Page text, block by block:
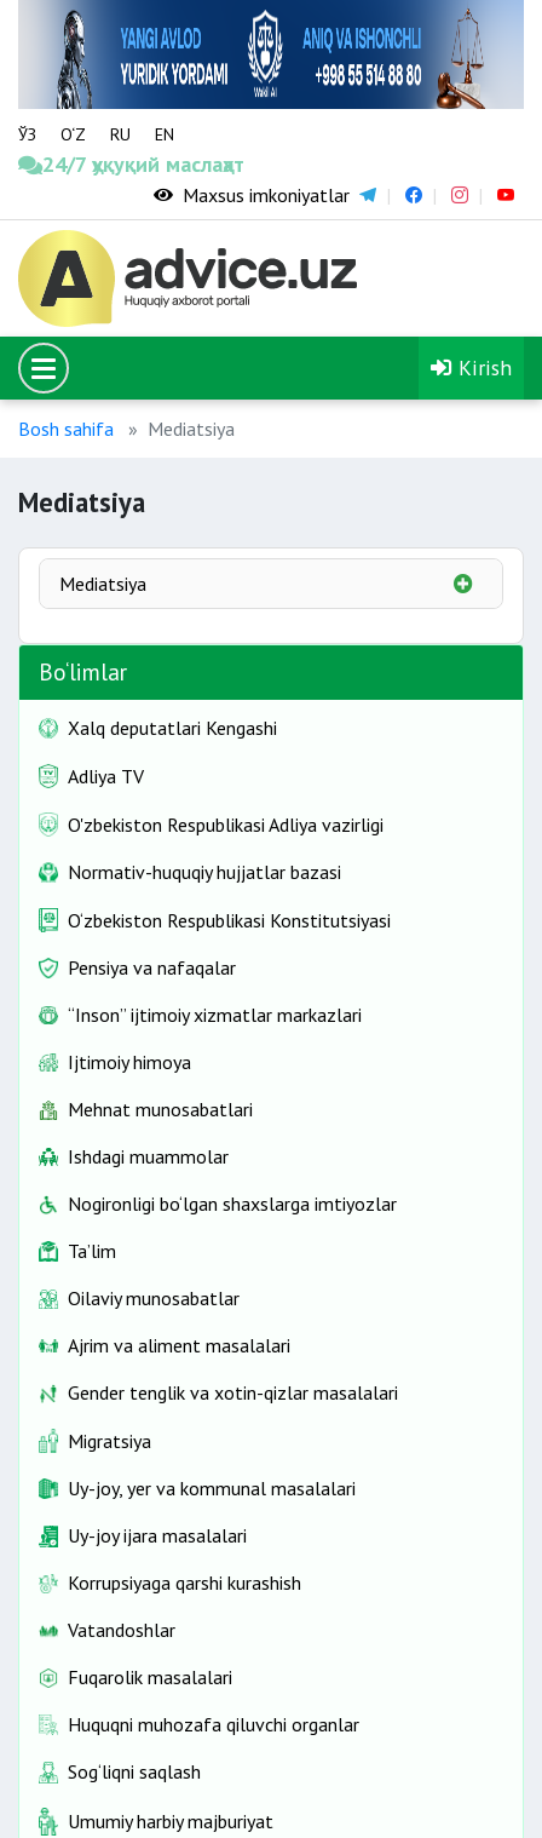
ЎЗ O‘Z RU EN
24/7 ҳуқуқий маслаҳат
Maxsus imkoniyatlar
Kirish
Bosh sahifa Mediatsiya
Mediatsiya
Mediatsiya
Mediator
Mediatsiya va uning afzalliklari
Mediatsiyaga oid kelishuvlar va haq to‘lash
Mediatsiyani amalga oshirish shartlari va muddati
Mediatsiya fuqarolarning qaysi sohalardagi
munosabatlarini tartibga solishga xizmat qiladi?
Bo‘limlar
Xalq deputatlari Kengashi
Adliya TV
O'zbekiston Respublikasi Adliya vazirligi
Normativ-huquqiy hujjatlar bazasi
O‘zbekiston Respublikasi Konstitutsiyasi
Pensiya va nafaqalar
“Inson” ijtimoiy xizmatlar markazlari
Ijtimoiy himoya
Mehnat munosabatlari
Ishdagi muammolar
Nogironligi bo‘lgan shaxslarga imtiyozlar
Ta’lim
Oilaviy munosabatlar
Ajrim va aliment masalalari
Gender tenglik va xotin-qizlar masalalari
Migratsiya
Uy-joy, yer va kommunal masalalari
Uy-joy ijara masalalari
Korrupsiyaga qarshi kurashish
Vatandoshlar
Fuqarolik masalalari
Huquqni muhozafa qiluvchi organlar
Sog‘liqni saqlash
Umumiy harbiy majburiyat